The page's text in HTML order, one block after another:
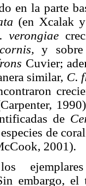
en la parte
(en Xcalak
verongiae
y
Cuvier;
similar, C.
de
de
2001).
embargo,